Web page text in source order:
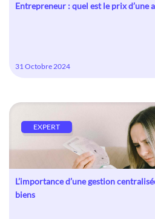
Entrepreneur : quel est le prix d’une
31 Octobre 2024
EXPERT
L’importance d’une gestion
biens